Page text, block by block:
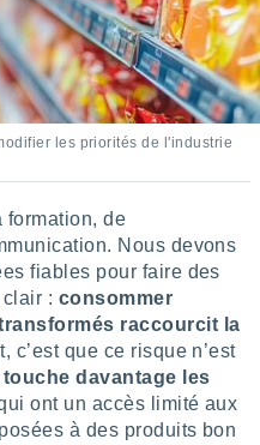
les priorités de l'industrie
formation, de
Nous devons
fiables pour faire des
: consommer
raccourcit la
c’est que ce risque n’est
touche davantage les
ont un accès limité aux
à des produits bon